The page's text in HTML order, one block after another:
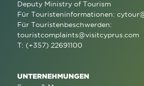
Deputy Ministry of Tourism
Für Touristeninformationen:
Für Touristenbeschwerden:
touristcomplaints@visitcyprus.com
T: (+357) 22691100
UNTERNEHMUNGEN